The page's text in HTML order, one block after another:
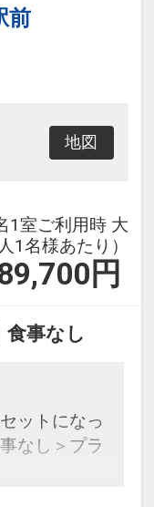
前
地図
1室ご利用時 大
人1名様あたり）
円
食事なし
ットになっ
なし＞プラ